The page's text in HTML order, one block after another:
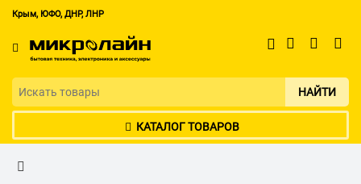
Крым, ЮФО, ДНР, ЛНР
НАЙТИ
КАТАЛОГ ТОВАРОВ